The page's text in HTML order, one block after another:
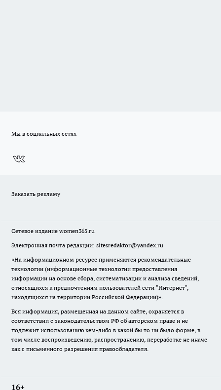
Мы в социальных сетях
Заказать рекламу
Сетевое издание women365.ru
Электронная почта редакции: sitesredaktor@yandex.ru
«На информационном ресурсе применяются рекомендательные
технологии (информационные технологии предоставления
информации на основе сбора, систематизации и анализа сведений,
относящихся к предпочтениям пользователей сети "Интернет",
находящихся на территории Российской Федерации)».
Вся информация, размещенная на данном сайте, охраняется в
соответствии с законодательством РФ об авторском праве и не
подлежит использованию кем-либо в какой бы то ни было форме, в
том числе воспроизведению, распространению, переработке не иначе
как с письменного разрешения правообладателя.
16+